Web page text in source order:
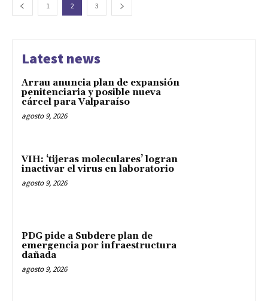
1 2 3
Latest news
Arrau anuncia plan de expansión
penitenciaria y posible nueva
cárcel para Valparaíso
agosto 9, 2026
VIH: ‘tijeras moleculares’ logran
inactivar el virus en laboratorio
agosto 9, 2026
PDG pide a Subdere plan de
emergencia por infraestructura
dañada
agosto 9, 2026